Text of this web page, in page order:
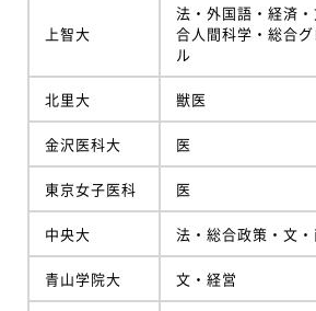
上智大
法・外国語・経済
合人間科学・総合
ル
北里大 獣医
金沢医科大 医
東京女子医科 医
中央大 法・総合政策・文・
青山学院大 文・経営